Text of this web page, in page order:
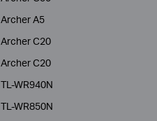
Archer A5
Archer C20
Archer C20
TL-WR940N
TL-WR850N